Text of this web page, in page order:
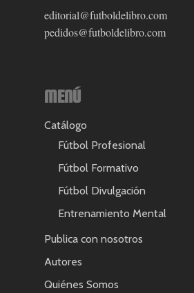
editorial@futboldelibro.com
pedidos@futboldelibro.com
MENÚ
Catálogo
Fútbol Profesional
Fútbol Formativo
Fútbol Divulgación
Entrenamiento Mental
Publica con nosotros
Autores
Quiénes Somos